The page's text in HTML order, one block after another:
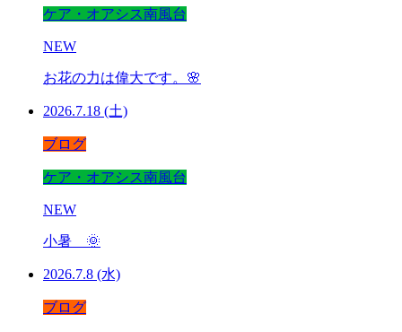
ケア・オアシス南風台
NEW
お花の力は偉大です。🌸
2026.7.18 (土)
ブログ
ケア・オアシス南風台
NEW
小暑 🌞
2026.7.8 (水)
ブログ